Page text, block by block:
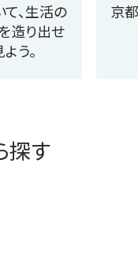
、生活の
造り出せ
う。
京
探す